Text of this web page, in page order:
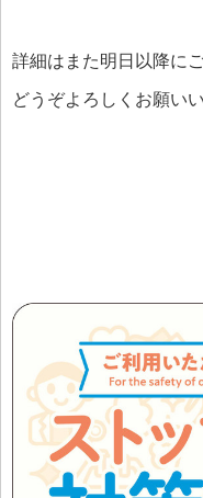
詳細はまた明日以降に
どうぞよろしくお願い